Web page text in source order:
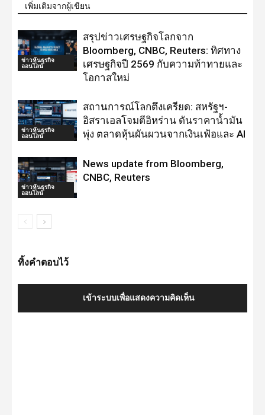
เพิ่มเติมจากผู้เขียน
ข่าวหุ้นธุรกิจ
ออนไลน์
สรุปข่าวเศรษฐกิจโลกจาก
Bloomberg, CNBC, Reuters: ทิศทาง
เศรษฐกิจปี 2569 กับความท้าทายและ
โอกาสใหม่
ข่าวหุ้นธุรกิจ
ออนไลน์
สถานการณ์โลกตึงเครียด: สหรัฐฯ-
อิสราเอลโจมตีอิหร่าน ดันราคาน้ำมัน
พุ่ง ตลาดหุ้นผันผวนจากเงินเฟ้อและ AI
ข่าวหุ้นธุรกิจ
ออนไลน์
News update from Bloomberg,
CNBC, Reuters
ทิ้งคำตอบไว้
เข้าระบบเพื่อแสดงความคิดเห็น